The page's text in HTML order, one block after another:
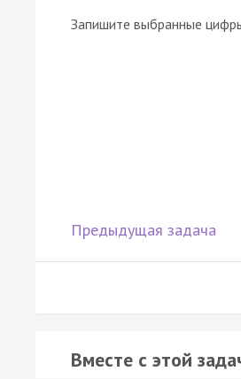
Запишите выбранные
Предыдущая задача
Вместе с этой